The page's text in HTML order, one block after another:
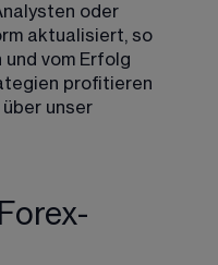
oder
aktualisiert, so
vom Erfolg
profitieren
über unser